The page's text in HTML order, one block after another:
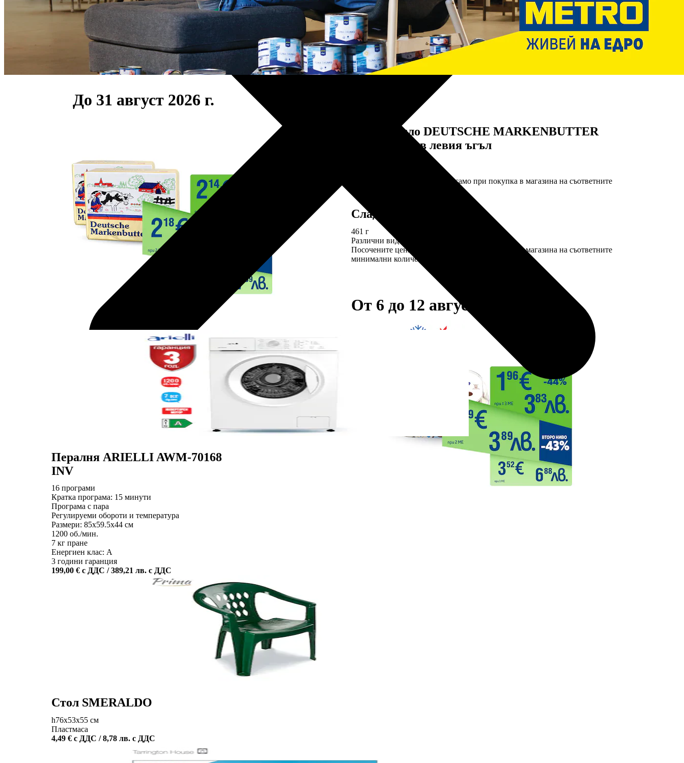
До 31 август 2026 г.
Краве масло DEUTSCHE MARKENBUTTER
Краварката в левия ъгъл
Посочените цени са валидни само при покупка в магазина на съответните
Сладолед ФАМИЛИЯ
461 г
Различни видове
Посочените цени са валидни само при покупка в магазина на съответните
минимални количества.
От 6 до 12 август 2026 г.
Пералня ARIELLI AWM-70168
INV
16 програми
Кратка програма: 15 минути
Програма с пара
Регулируеми обороти и температура
Размери: 85х59.5х44 см
1200 об./мин.
7 кг пране
Енергиен клас: A
3 години гаранция
199,00 € с ДДС / 389,21 лв. с ДДС
Стол SMERALDO
h76x53x55 см
Пластмаса
4,49 € с ДДС / 8,78 лв. с ДДС